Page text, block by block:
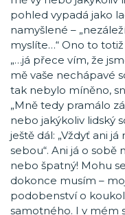
pohled vypadá jako
namyšlené –
myslíte…“ Ono to
„…já přece vím, že
mě vaše nechápavé
tak nebylo míněno,
„Mně tedy pramálo
nebo jakýkoliv lidský
ještě dál: „Vždyť ani
sebou“. Ani já o
nebo špatný! Mohu
dokonce musím –
podobenství o
samotného. I v mém